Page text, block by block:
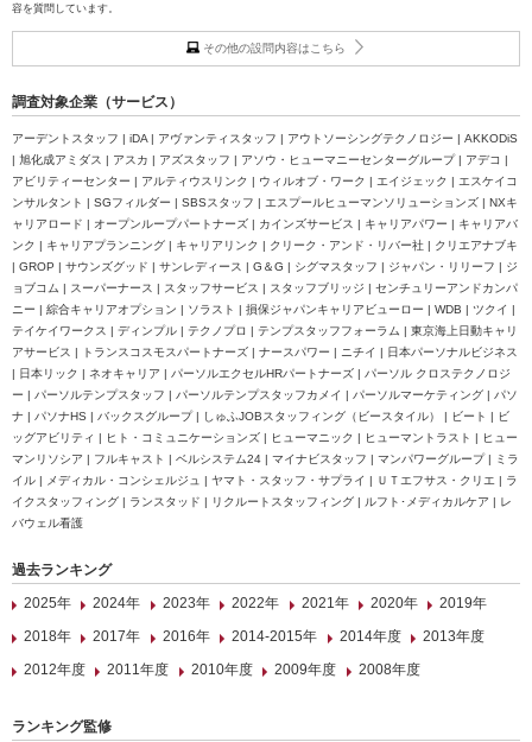
容を質問しています。
その他の設問内容はこちら
調査対象企業（サービス）
アーデントスタッフ | iDA | アヴァンティスタッフ | アウトソーシングテクノロジー | AKKODiS
| 旭化成アミダス | アスカ | アズスタッフ | アソウ・ヒューマニーセンターグループ | アデコ |
アビリティーセンター | アルティウスリンク | ウィルオブ・ワーク | エイジェック | エスケイコ
ンサルタント | SGフィルダー | SBSスタッフ | エスプールヒューマンソリューションズ | NXキ
ャリアロード | オープンループパートナーズ | カインズサービス | キャリアパワー | キャリアバ
ンク | キャリアプランニング | キャリアリンク | クリーク・アンド・リバー社 | クリエアナブキ
| GROP | サウンズグッド | サンレディース | G＆G | シグマスタッフ | ジャパン・リリーフ | ジ
ョブコム | スーパーナース | スタッフサービス | スタッフブリッジ | センチュリーアンドカンパ
ニー | 綜合キャリアオプション | ソラスト | 損保ジャパンキャリアビューロー | WDB | ツクイ |
テイケイワークス | ディンプル | テクノプロ | テンプスタッフフォーラム | 東京海上日動キャリ
アサービス | トランスコスモスパートナーズ | ナースパワー | ニチイ | 日本パーソナルビジネス
| 日本リック | ネオキャリア | パーソルエクセルHRパートナーズ | パーソル クロステクノロジ
ー | パーソルテンプスタッフ | パーソルテンプスタッフカメイ | パーソルマーケティング | パソ
ナ | パソナHS | バックスグループ | しゅふJOBスタッフィング（ビースタイル） | ビート | ビ
ッグアビリティ | ヒト・コミュニケーションズ | ヒューマニック | ヒューマントラスト | ヒュー
マンリソシア | フルキャスト | ベルシステム24 | マイナビスタッフ | マンパワーグループ | ミラ
イル | メディカル・コンシェルジュ | ヤマト・スタッフ・サプライ | ＵＴエフサス・クリエ | ラ
イクスタッフィング | ランスタッド | リクルートスタッフィング | ルフト･メディカルケア | レ
バウェル看護
過去ランキング
2025年
2024年 2023年 2022年 2021年 2020年
2019年
2018年
2017年 2016年 2014-2015年 2014年度
2013年度
2012年度
2011年度 2010年度 2009年度 2008年度
ランキング監修